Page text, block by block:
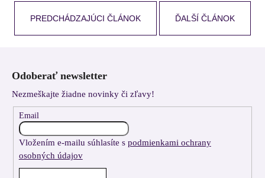
PREDCHÁDZAJÚCI ČLÁNOK ĎALŠÍ ČLÁNOK
Odoberať newsletter
Nezmeškajte žiadne novinky či zľavy!
Email
Vložením e-mailu súhlasíte s podmienkami ochrany
osobných údajov